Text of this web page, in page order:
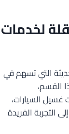
لخدمات
التي تسهم في
القسم،
السيارات،
التجربة الفريدة